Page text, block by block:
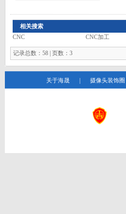
相关搜索
CNC
CNC加工
记录总数：58 | 页数：3
关于海晟 摄像头装饰圈